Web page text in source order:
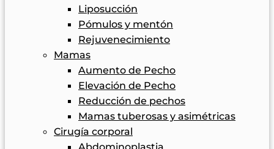
Liposucción
Pómulos y mentón
Rejuvenecimiento
Mamas
Aumento de Pecho
Elevación de Pecho
Reducción de pechos
Mamas tuberosas y asimétricas
Cirugía corporal